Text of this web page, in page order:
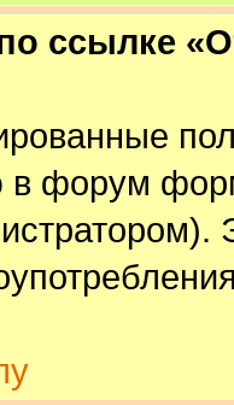
ссылке
в форум